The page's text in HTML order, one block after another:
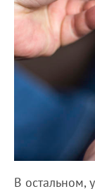
В остальном,